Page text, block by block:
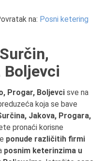
na: Posni ketering
Boljevci
Progar, Boljevci sve na
koja se bave
Jakova, Progara,
pronaći korisne
ponude različitih firmi
posnim keterinzima u